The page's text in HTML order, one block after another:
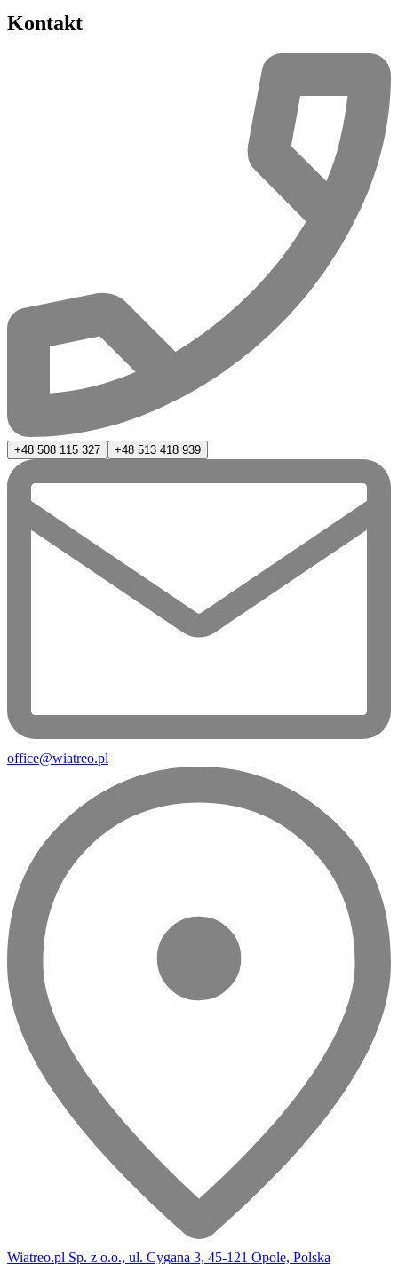
Kontakt
+48 508 115 327 +48 513 418 939
office@wiatreo.pl
Wiatreo.pl Sp. z o.o., ul. Cygana 3, 45-121 Opole, Polska